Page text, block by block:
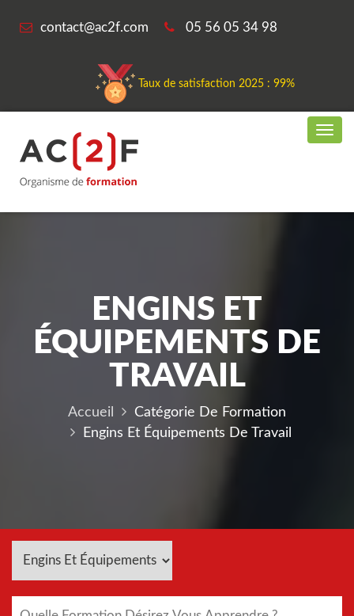
contact@ac2f.com 05 56 05 34 98
Taux de satisfaction 2025 : 99%
ENGINS ET
ÉQUIPEMENTS DE
TRAVAIL
Accueil
Catégorie De Formation
Engins Et Équipements De Travail